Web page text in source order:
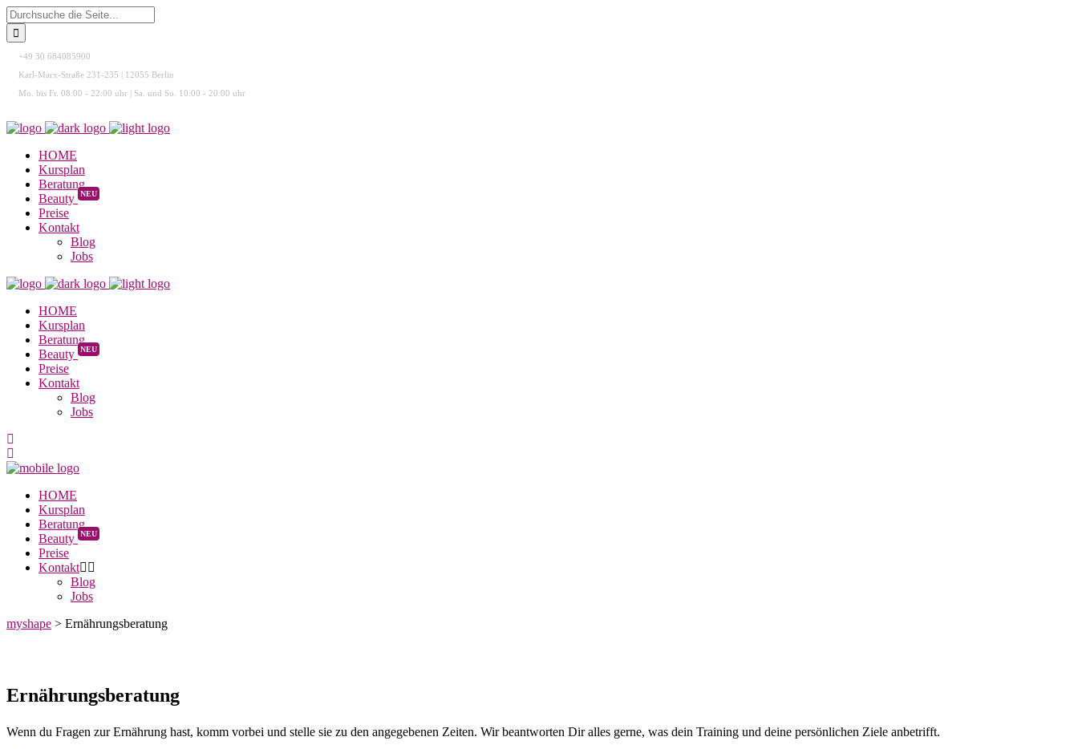
+49 30 684085900
Karl-Marx-Straße 231-235 | 12055 Berlin
Mo. bis Fr. 08:00 - 22:00 uhr | Sa. und So. 10:00 - 20:00 uhr
HOME
Kursplan
Beratung
Beauty
NEU
Preise
Kontakt
Blog
Jobs
HOME
Kursplan
Beratung
Beauty
NEU
Preise
Kontakt
Blog
Jobs
HOME
Kursplan
Beratung
Beauty
NEU
Preise
Kontakt
Blog
Jobs
myshape > Ernährungsberatung
Ernährungsberatung
Wenn du Fragen zur Ernährung hast, komm vorbei und stelle sie zu den angegebenen Zeiten. Wir beantworten Dir alles gerne, was dein Training und deine persönlichen Ziele anbetrifft.